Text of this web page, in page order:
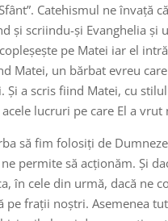
Catehismul ne învață
scriindu-și Evanghelia și
pe Matei iar el
Matei, un bărbat evreu
a scris fiind Matei, cu
lucruri pe care El a
să fim folosiți de
ne permite să acționăm. Și
în cele din urmă, dacă ne
frații noștri. Asemenea